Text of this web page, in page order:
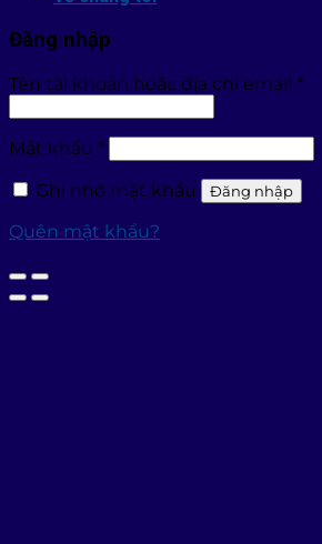
Đăng nhập
Tên tài khoản hoặc địa chỉ email *
Mật khẩu *
Ghi nhớ mật khẩu
Đăng nhập
Quên mật khẩu?